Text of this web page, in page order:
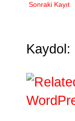
Sonraki Kayıt
Kaydol: